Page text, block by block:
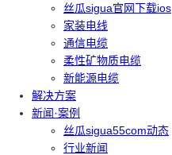
丝瓜sigua官网下载ios
家装电线
通信电缆
柔性矿物质电缆
新能源电缆
解决方案
新闻·案例
丝瓜sigua55com动态
行业新闻